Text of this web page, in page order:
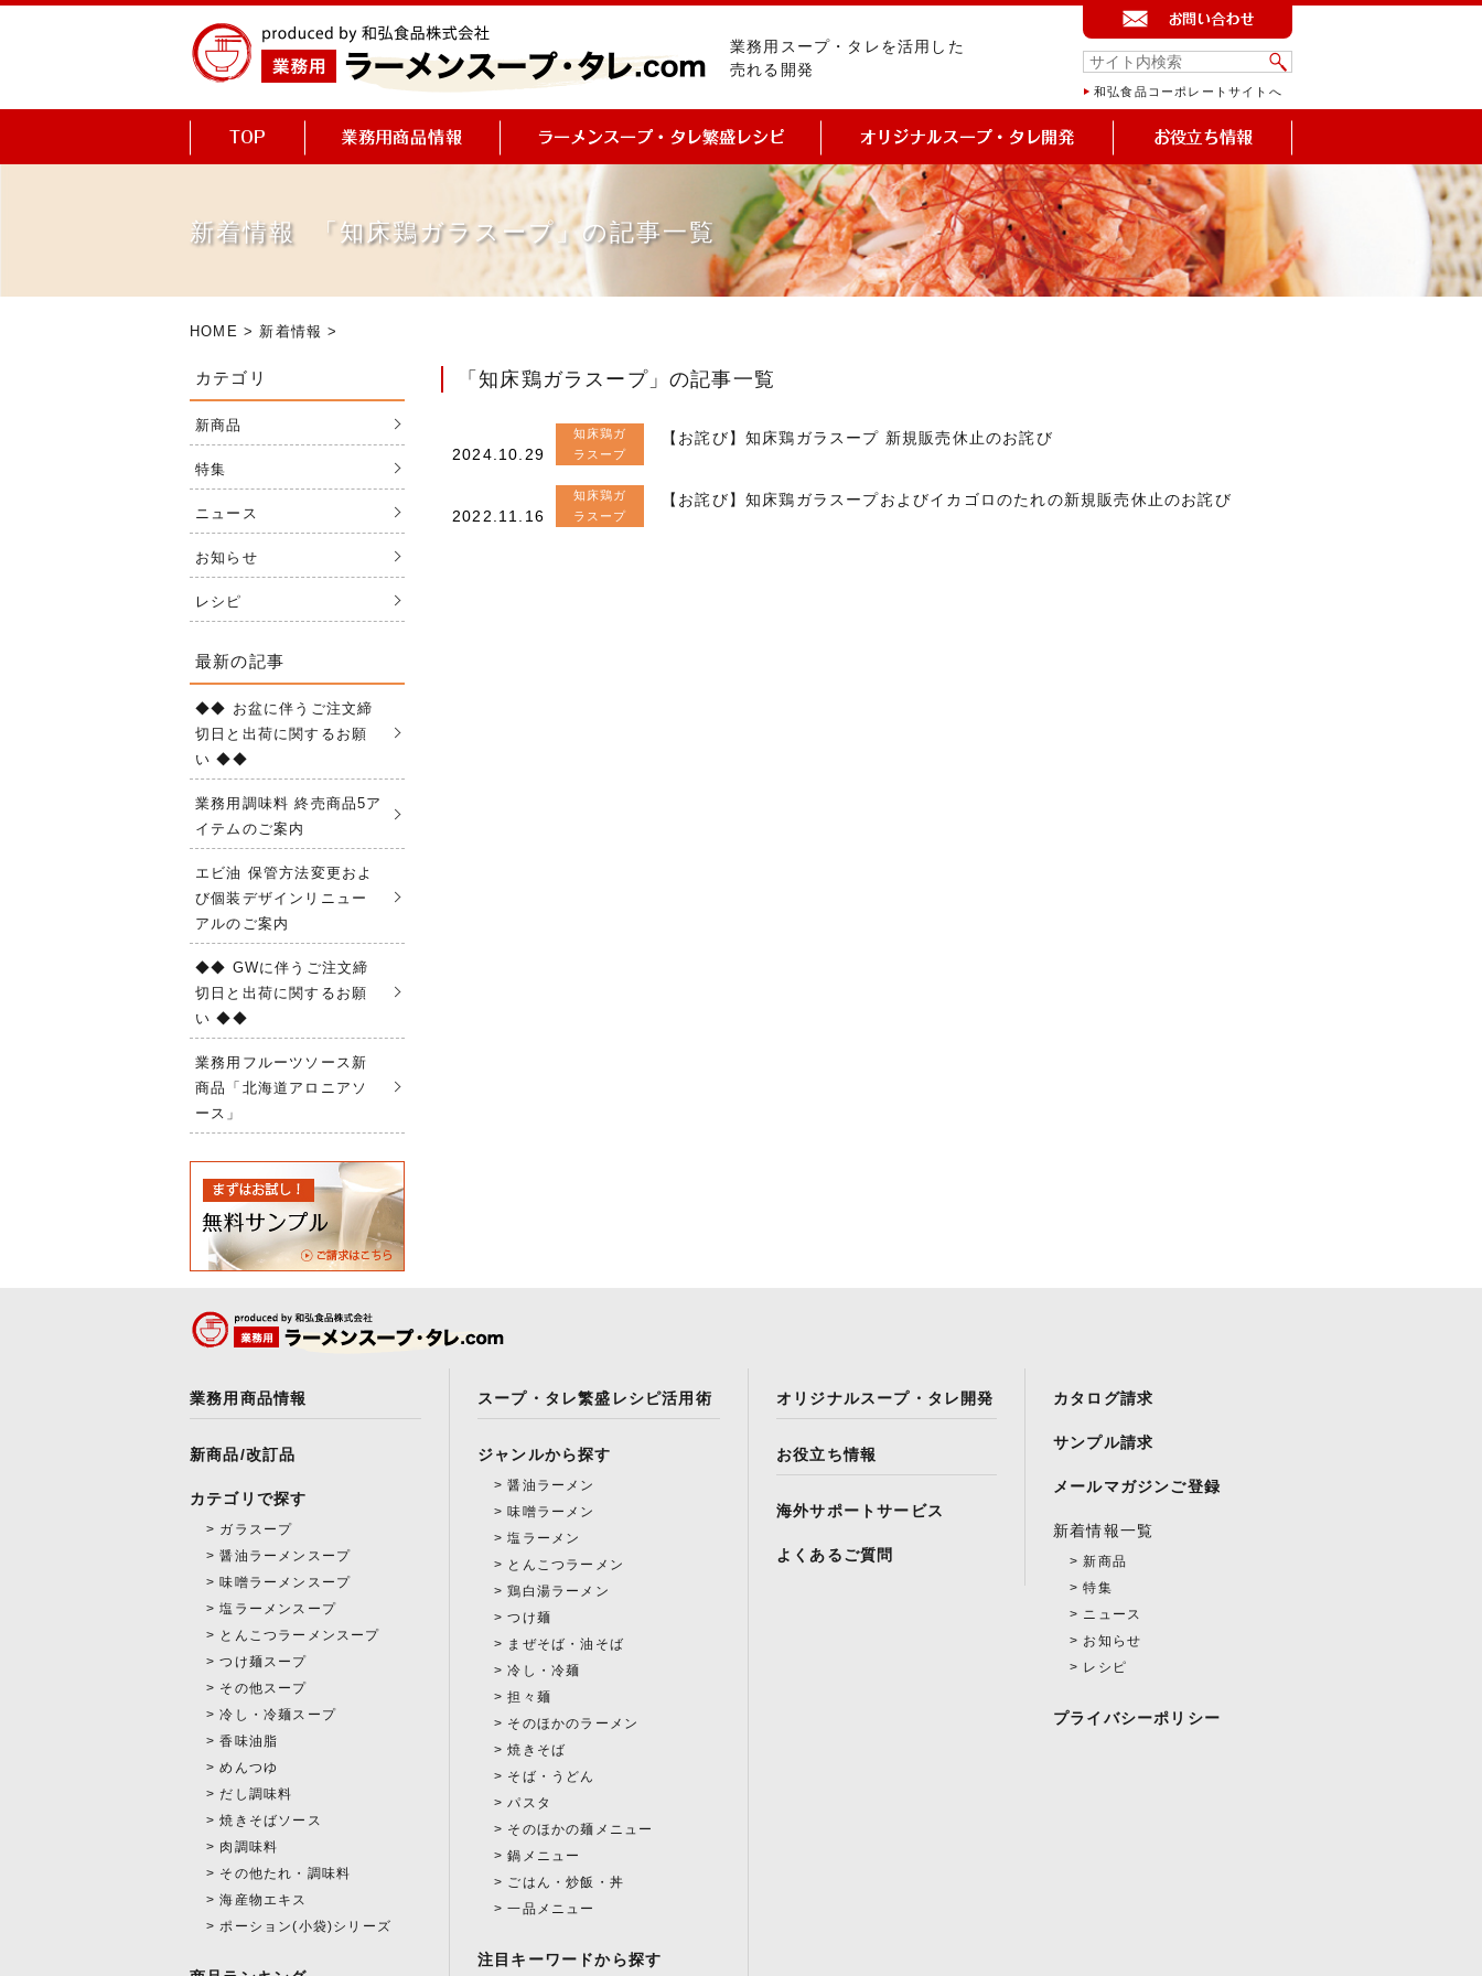
業務用スープ・タレを活用した
売れる開発
和弘食品コーポレートサイトへ
新着情報 「知床鶏ガラスープ」の記事一覧
HOME > 新着情報 >
「知床鶏ガラスープ」の記事一覧
2024.10.29
知床鶏ガ
ラスープ
【お詫び】知床鶏ガラスープ 新規販売休止のお詫び
2022.11.16
知床鶏ガ
ラスープ
【お詫び】知床鶏ガラスープおよびイカゴロのたれの新規販売休止のお詫び
カテゴリ
新商品
特集
ニュース
お知らせ
レシピ
最新の記事
◆◆ お盆に伴うご注文締
切日と出荷に関するお願
い ◆◆
業務用調味料 終売商品5ア
イテムのご案内
エビ油 保管方法変更およ
び個装デザインリニュー
アルのご案内
◆◆ GWに伴うご注文締
切日と出荷に関するお願
い ◆◆
業務用フルーツソース新
商品「北海道アロニアソ
ース」
業務用商品情報
新商品/改訂品
カテゴリで探す
ガラスープ
醤油ラーメンスープ
味噌ラーメンスープ
塩ラーメンスープ
とんこつラーメンスープ
つけ麺スープ
その他スープ
冷し・冷麺スープ
香味油脂
めんつゆ
だし調味料
焼きそばソース
肉調味料
その他たれ・調味料
海産物エキス
ポーション(小袋)シリーズ
スープ・タレ繁盛レシピ活用術
ジャンルから探す
醤油ラーメン
味噌ラーメン
塩ラーメン
とんこつラーメン
鶏白湯ラーメン
つけ麺
まぜそば・油そば
冷し・冷麺
担々麺
そのほかのラーメン
焼きそば
そば・うどん
パスタ
そのほかの麺メニュー
鍋メニュー
ごはん・炒飯・丼
一品メニュー
注目キーワードから探す
オリジナルスープ・タレ開発
お役立ち情報
海外サポートサービス
よくあるご質問
カタログ請求
サンプル請求
メールマガジンご登録
新着情報一覧
新商品
特集
ニュース
お知らせ
レシピ
プライバシーポリシー